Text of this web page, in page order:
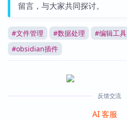
留言，与大家共同探讨。
#文件管理 #数据处理 #编辑工具
#obsidian插件
反馈交流
AI 客服